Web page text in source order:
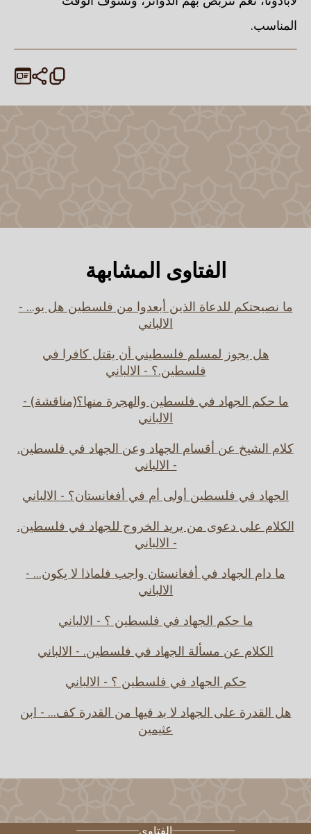
المناسب.
الفتاوى المشابهة
ما نصيحتكم للدعاة الذين أبعدوا من فلسطين هل يو... -
الالباني
هل يجوز لمسلم فلسطيني أن يقتل كافرا في
فلسطين.؟ - الالباني
ما حكم الجهاد في فلسطين والهجرة منها؟(مناقشة) -
الالباني
كلام الشيخ عن أقسام الجهاد وعن الجهاد في فلسطين.
- الالباني
الجهاد في فلسطين أولى أم في أفغانستان؟ - الالباني
الكلام على دعوى من يريد الخروج للجهاد في فلسطين.
- الالباني
ما دام الجهاد في أفغانستان واجب فلماذا لا يكون... -
الالباني
ما حكم الجهاد في فلسطين ؟ - الالباني
الكلام عن مسألة الجهاد في فلسطين. - الالباني
حكم الجهاد في فلسطين ؟ - الالباني
هل القدرة على الجهاد لا بد فيها من القدرة كف... - ابن
عثيمين
الفتاوى